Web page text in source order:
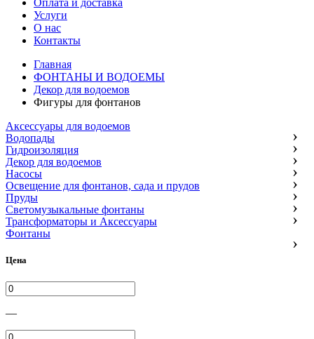
Оплата и доставка
Услуги
О нас
Контакты
Главная
ФОНТАНЫ И ВОДОЕМЫ
Декор для водоемов
Фигуры для фонтанов
Аксессуары для водоемов
Водопады
Гидроизоляция
Декор для водоемов
Насосы
Освещение для фонтанов, сада и прудов
Пруды
Светомузыкальные фонтаны
Трансформаторы и Аксессуары
Фонтаны
Цена
—